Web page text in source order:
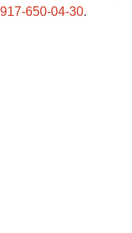
917-650-04-30.